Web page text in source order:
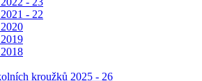
- 22
kroužků 2025 - 26